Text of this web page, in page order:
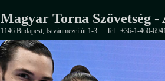
Magyar Torna Szövetség -
1146 Budapest, Istvánmezei út 1-3. Tel.: +36-1-460-